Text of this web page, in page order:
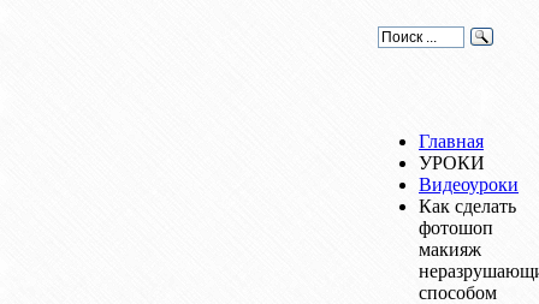
Главная
УРОКИ
Видеоуроки
Как сделать
фотошоп
макияж
способом